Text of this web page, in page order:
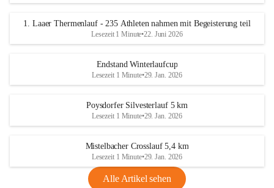
1. Laaer Thermenlauf - 235 Athleten nahmen mit Begeisterung teil
Lesezeit 1 Minute•22. Juni 2026
Endstand Winterlaufcup
Lesezeit 1 Minute•29. Jan. 2026
Poysdorfer Silvesterlauf 5 km
Lesezeit 1 Minute•29. Jan. 2026
Mistelbacher Crosslauf 5,4 km
Lesezeit 1 Minute•29. Jan. 2026
Alle Artikel sehen